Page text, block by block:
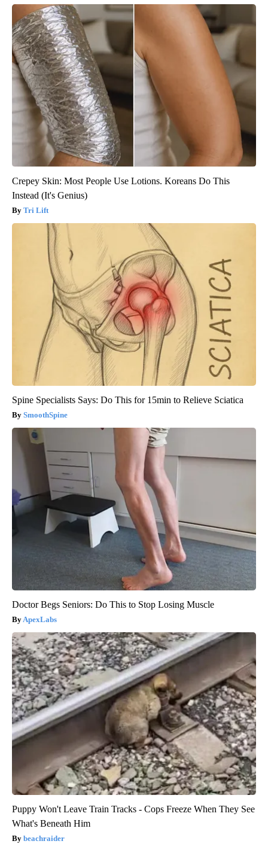
Crepey Skin: Most People Use Lotions. Koreans Do This
Instead (It's Genius)
Tri Lift
Spine Specialists Says: Do This for 15min to Relieve Sciatica
SmoothSpine
Doctor Begs Seniors: Do This to Stop Losing Muscle
ApexLabs
Puppy Won't Leave Train Tracks - Cops Freeze When They See
What's Beneath Him
beachraider